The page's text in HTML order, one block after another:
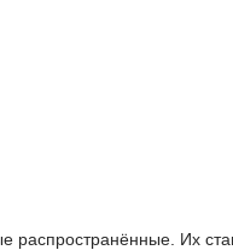
распространённые. Их